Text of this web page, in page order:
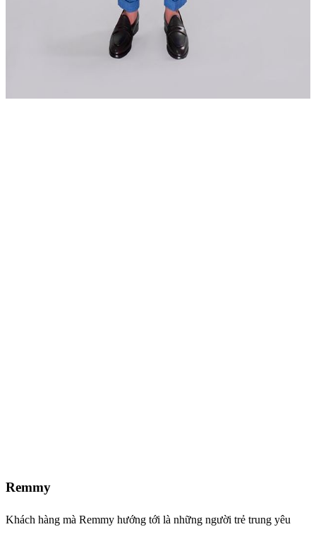
Remmy
Khách hàng mà Remmy hướng tới là những người trẻ trung yêu